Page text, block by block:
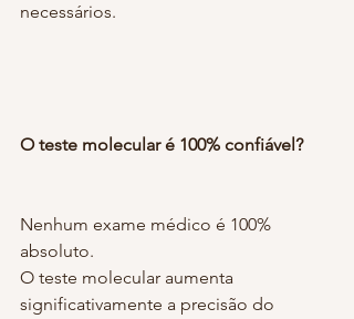
necessários.
O teste molecular é 100% confiável?
Nenhum exame médico é 100%
absoluto.
O teste molecular aumenta
significativamente a precisão do